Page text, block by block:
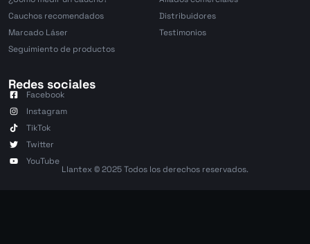
Cauchos recomendados
Marcado Láser
Seguimiento de productos
Distribuidores
Testimonios
Redes sociales
Facebook
Instagram
TikTok
Twitter
YouTube
Llantex © 2025 Todos los derechos reservados.